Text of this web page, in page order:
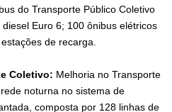
do Transporte Público Coletivo
Euro 6; 100 ônibus elétricos
de recarga.
Coletivo: Melhoria no Transporte
noturna no sistema de
composta por 128 linhas de